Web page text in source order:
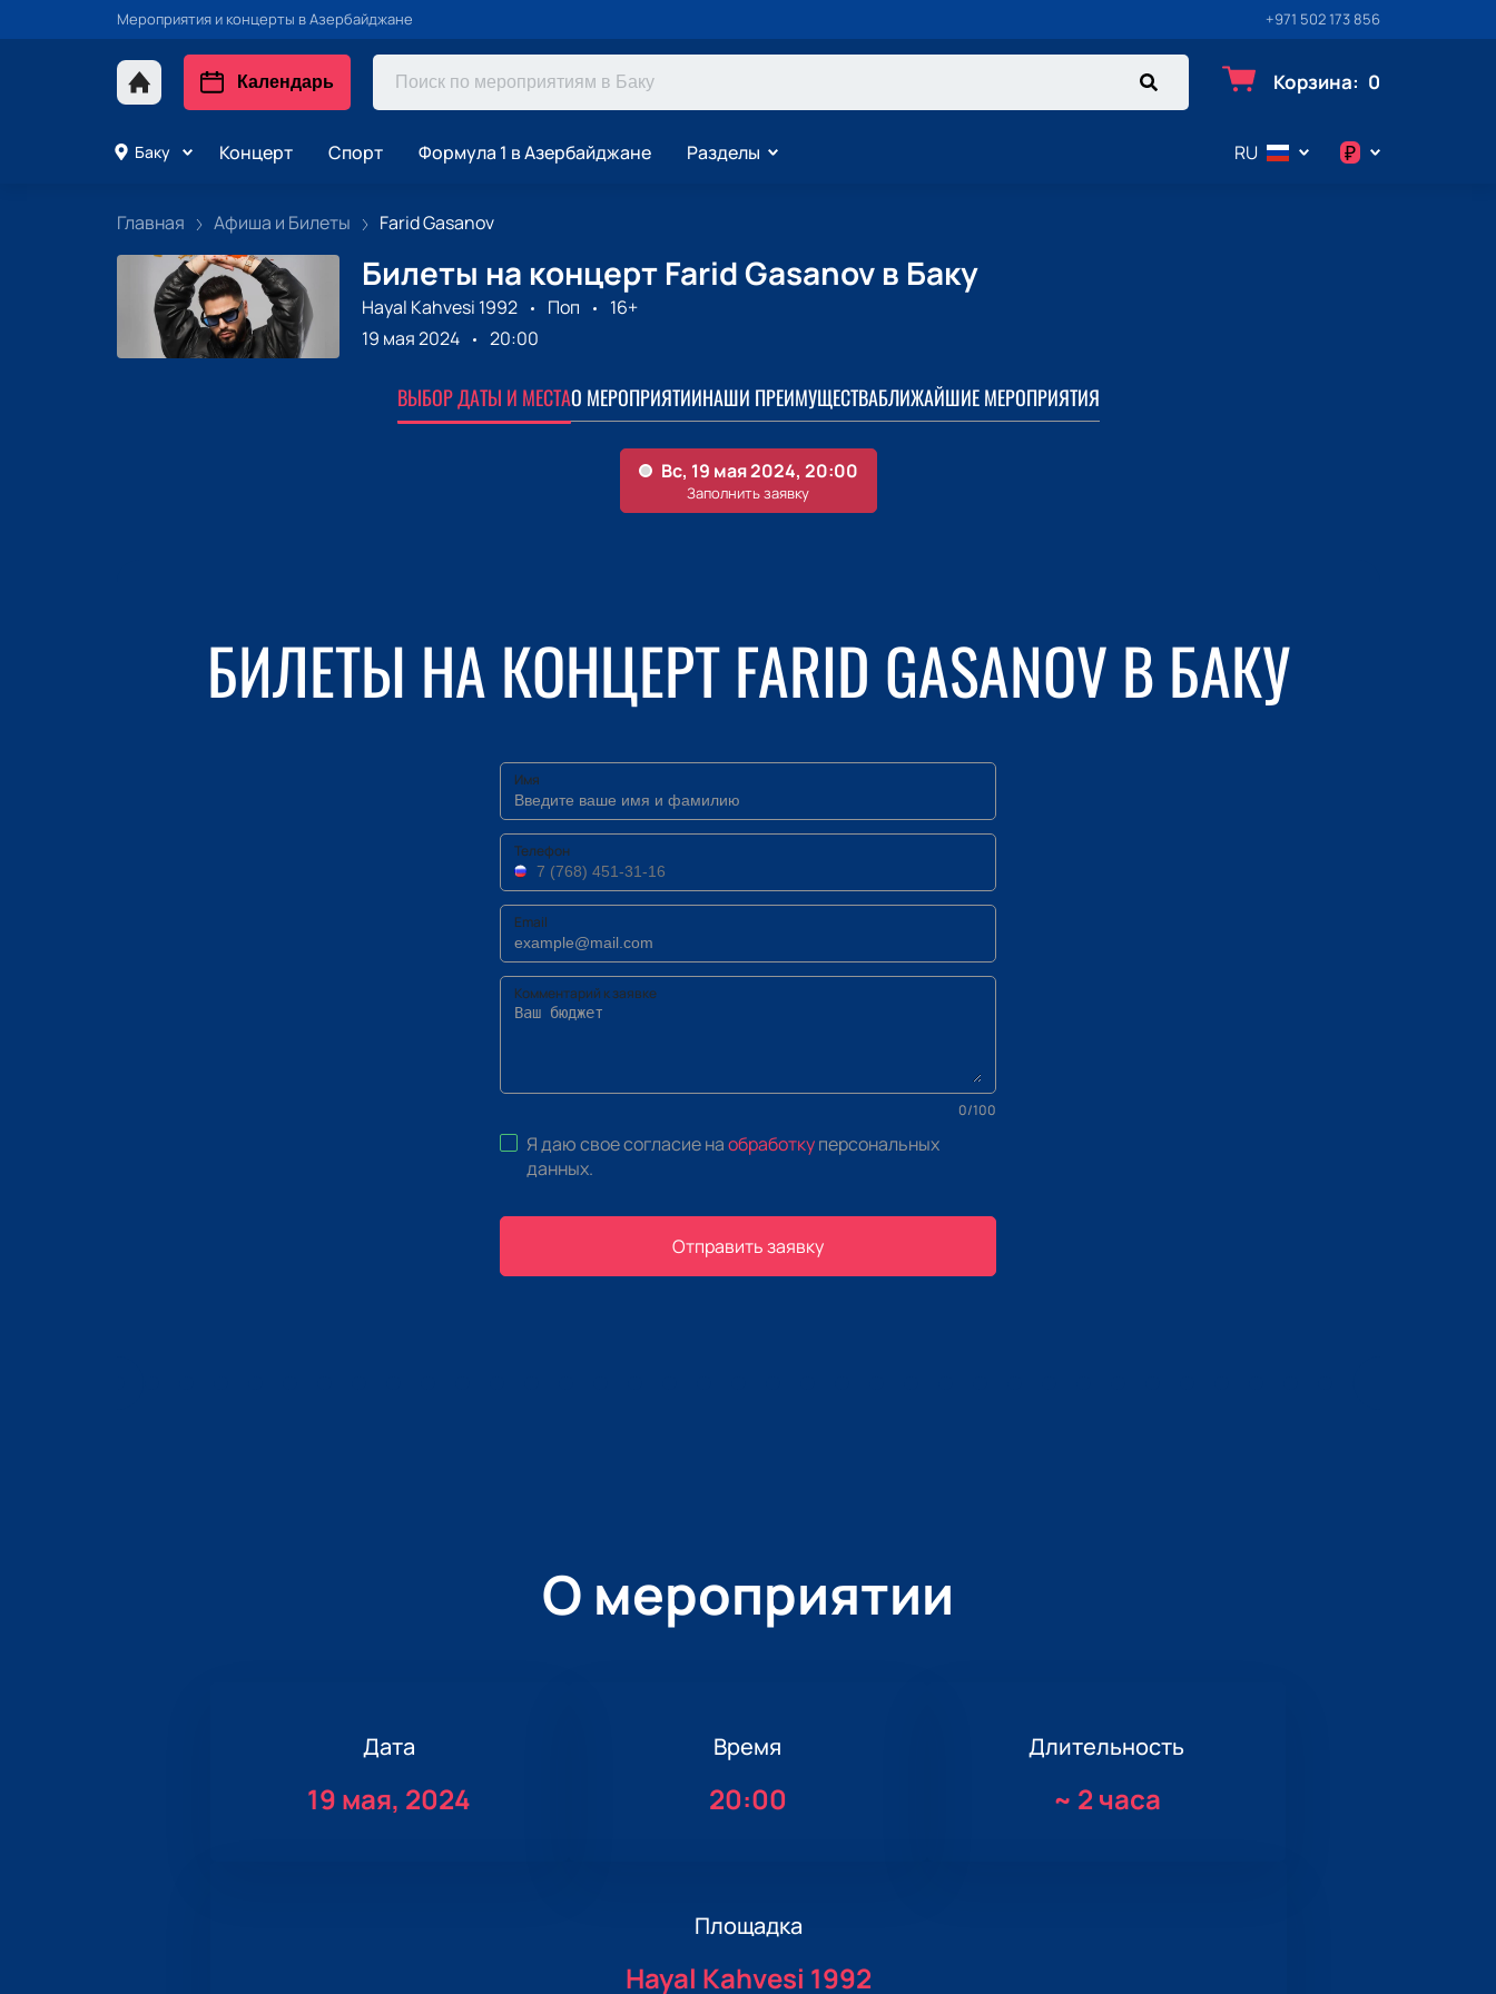
Мероприятия и концерты в Азербайджане +971 502 173 856
Календарь Корзина: 0
Баку Концерт Спорт Формула 1 в Азербайджане Разделы RU ₽
Главная Афиша и Билеты Farid Gasanov
Билеты на концерт Farid Gasanov в Баку
Hayal Kahvesi 1992 Поп
16+
19 мая 2024
20:00
ВЫБОР ДАТЫ И МЕСТАО МЕРОПРИЯТИИНАШИ ПРЕИМУЩЕСТВАБЛИЖАЙШИЕ МЕРОПРИЯТИЯ
БИЛЕТЫ НА КОНЦЕРТ FARID GASANOV В БАКУ
Имя
Телефон
Email
Комментарий к заявке
0/100
Я даю свое согласие наобработкуперсональных
данных.
Отправить заявку
О мероприятии
Дата
19 мая, 2024
Время
20:00
Длительность
~ 2 часа
Площадка
Hayal Kahvesi 1992